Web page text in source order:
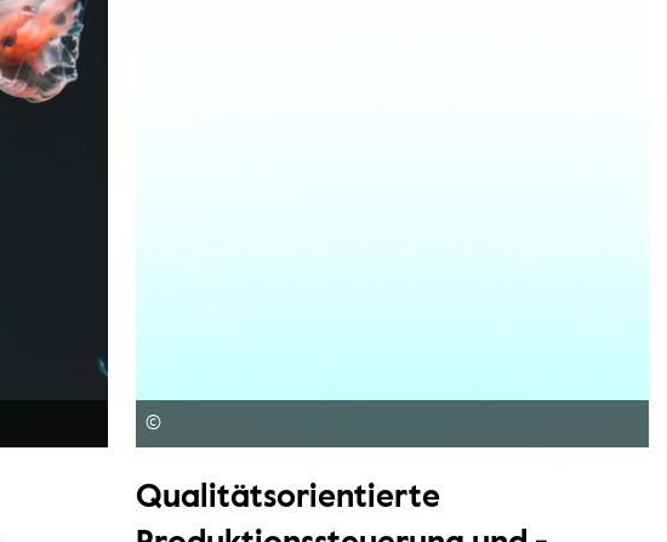
©
Qualitätsorientierte